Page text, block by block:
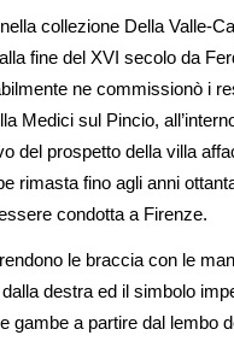
collezione Della Valle-
fine del XVI secolo da
ne commissionò i
Medici sul Pincio,
del prospetto della villa
rimasta fino agli anni
condotta a Firenze.
le braccia con le
destra ed il simbolo
gambe a partire dal lembo